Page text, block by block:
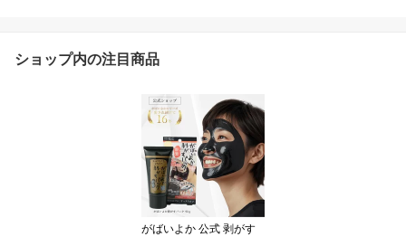
ショップ内の注目商品
がばいよか 公式 剥がす